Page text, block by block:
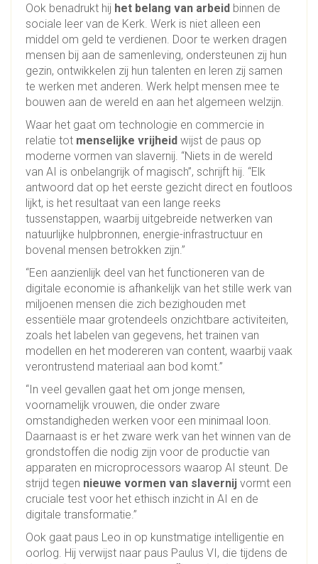
Ook benadrukt hij het belang van arbeid binnen de
sociale leer van de Kerk. Werk is niet alleen een
middel om geld te verdienen. Door te werken dragen
mensen bij aan de samenleving, ondersteunen zij hun
gezin, ontwikkelen zij hun talenten en leren zij samen
te werken met anderen. Werk helpt mensen mee te
bouwen aan de wereld en aan het algemeen welzijn.
Waar het gaat om technologie en commercie in
relatie tot menselijke vrijheid wijst de paus op
moderne vormen van slavernij. “Niets in de wereld
van AI is onbelangrijk of magisch”, schrijft hij. “Elk
antwoord dat op het eerste gezicht direct en foutloos
lijkt, is het resultaat van een lange reeks
tussenstappen, waarbij uitgebreide netwerken van
natuurlijke hulpbronnen, energie-infrastructuur en
bovenal mensen betrokken zijn.”
“Een aanzienlijk deel van het functioneren van de
digitale economie is afhankelijk van het stille werk van
miljoenen mensen die zich bezighouden met
essentiële maar grotendeels onzichtbare activiteiten,
zoals het labelen van gegevens, het trainen van
modellen en het modereren van content, waarbij vaak
verontrustend materiaal aan bod komt.”
“In veel gevallen gaat het om jonge mensen,
voornamelijk vrouwen, die onder zware
omstandigheden werken voor een minimaal loon.
Daarnaast is er het zware werk van het winnen van de
grondstoffen die nodig zijn voor de productie van
apparaten en microprocessors waarop AI steunt. De
strijd tegen nieuwe vormen van slavernij vormt een
cruciale test voor het ethisch inzicht in AI en de
digitale transformatie.”
Ook gaat paus Leo in op kunstmatige intelligentie en
oorlog. Hij verwijst naar paus Paulus VI, die tijdens de